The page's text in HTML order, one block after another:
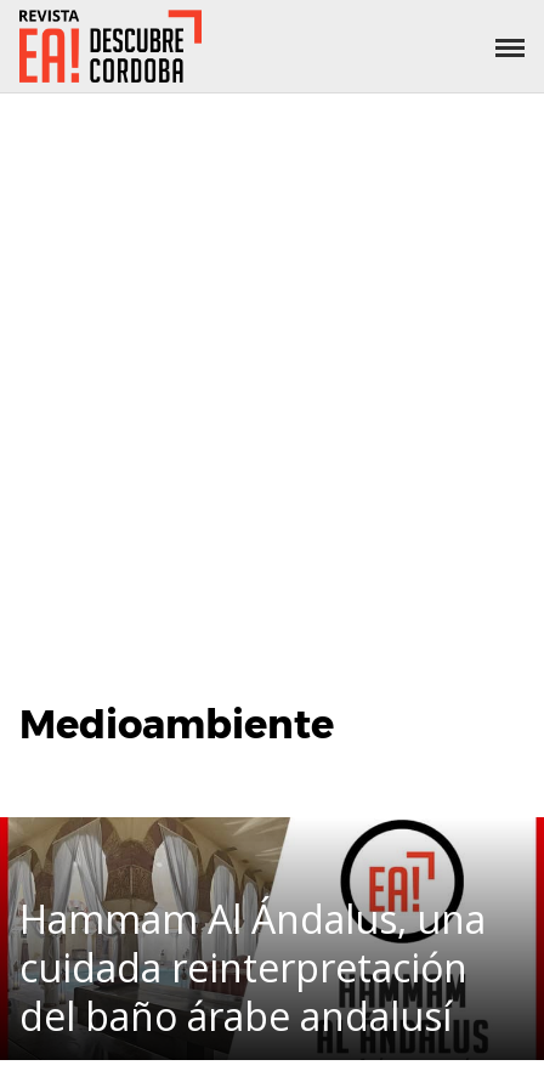
Medioambiente
Hammam Al Ándalus, una
cuidada reinterpretación
del baño árabe andalusí